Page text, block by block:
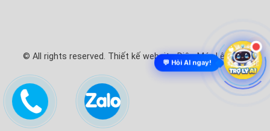
© All rights reserved. Thiết kế website Điện Máy Lê Triều
💬 Hỏi AI ngay!